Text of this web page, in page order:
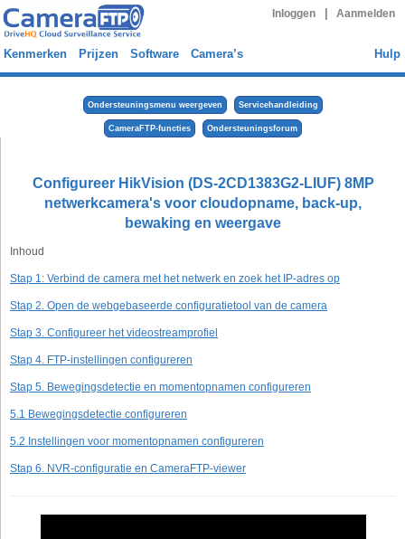
Inloggen Aanmelden
Kenmerken Prijzen Software Camera’s Hulp
Ondersteuningsmenu weergeven Servicehandleiding
CameraFTP-functies Ondersteuningsforum
Configureer HikVision (DS-2CD1383G2-LIUF) 8MP
netwerkcamera's voor cloudopname, back-up,
bewaking en weergave
Inhoud
Stap 1: Verbind de camera met het netwerk en zoek het IP-adres op
Stap 2. Open de webgebaseerde configuratietool van de camera
Stap 3. Configureer het videostreamprofiel
Stap 4. FTP-instellingen configureren
Stap 5. Bewegingsdetectie en momentopnamen configureren
5.1 Bewegingsdetectie configureren
5.2 Instellingen voor momentopnamen configureren
Stap 6. NVR-configuratie en CameraFTP-viewer